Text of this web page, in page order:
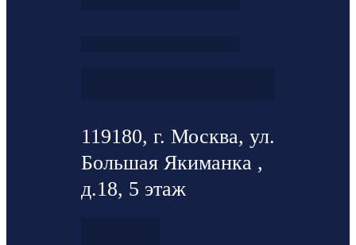
119180, г. Москва, ул.
Большая Якиманка ,
д.18, 5 этаж